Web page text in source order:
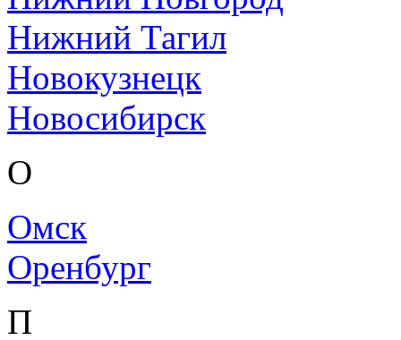
Нижний Тагил
Новокузнецк
Новосибирск
О
Омск
Оренбург
П